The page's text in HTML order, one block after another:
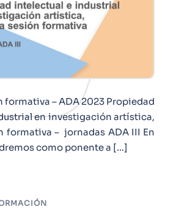
formativa – ADA 2023 Propiedad
en investigación artística,
formativa – jornadas ADA III En
como ponente a […]